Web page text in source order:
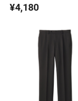
¥4,180